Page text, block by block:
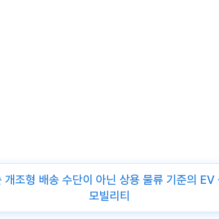
개조형 배송 수단이 아닌 상용 물류 기준의 EV
모빌리티